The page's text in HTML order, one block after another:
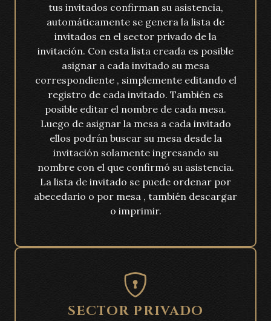
tus invitados confirman su asistencia,
automáticamente se genera la lista de
invitados en el sector privado de la
invitación. Con esta lista creada es posible
asignar a cada invitado su mesa
correspondiente , simplemente editando el
registro de cada invitado. También es
posible editar el nombre de cada mesa.
Luego de asignar la mesa a cada invitado
ellos podrán buscar su mesa desde la
invitación solamente ingresando su
nombre con el que confirmó su asistencia.
La lista de invitado se puede ordenar por
abecedario o por mesa , también descargar
o imprimir.
SECTOR PRIVADO